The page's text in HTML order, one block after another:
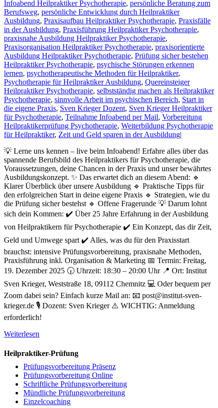
Infoabend Heilpraktiker Psychotherapie, persönliche Beratung zum
Berufsweg, persönliche Entwicklung durch Heilpraktiker
Ausbildung, Praxisaufbau Heilpraktiker Psychotherapie, Praxisfälle
in der Ausbildung, Praxisführung Heilpraktiker Psychotherapie,
praxisnahe Ausbildung Heilpraktiker Psychotherapie,
Praxisorganisation Heilpraktiker Psychotherapie, praxisorientierte
Ausbildung Heilpraktiker Psychotherapie, Prüfung sicher bestehen
Heilpraktiker Psychotherapie, psychische Störungen erkennen
lernen, psychotherapeutische Methoden für Heilpraktiker,
Psychotherapie für Heilpraktiker Ausbildung, Quereinsteiger
Heilpraktiker Psychotherapie, selbstständig machen als Heilpraktiker
Psychotherapie, sinnvolle Arbeit im psychischen Bereich, Start in
die eigene Praxis, Sven Krieger Dozent, Sven Krieger Heilpraktiker
für Psychotherapie, Teilnahme Infoabend per Mail, Vorbereitung
Heilpraktikerprüfung Psychotherapie, Weiterbildung Psychotherapie
für Heilpraktiker, Zeit und Geld sparen in der Ausbildung|
💡 Lerne uns kennen – live beim Infoabend! Erfahre alles über das
spannende Berufsbild des Heilpraktikers für Psychotherapie, die
Voraussetzungen, deine Chancen in der Praxis und unser bewährtes
Ausbildungskonzept. ✨ Das erwartet dich an diesem Abend: 🔹
Klarer Überblick über unsere Ausbildung 🔹 Praktische Tipps für
den erfolgreichen Start in deine eigene Praxis 🔹 Strategien, wie du
die Prüfung sicher bestehst 🔹 Offene Fragerunde 💡 Darum lohnt
sich dein Kommen: ✔️ Über 25 Jahre Erfahrung in der Ausbildung
von Heilpraktikern für Psychotherapie ✔️ Ein Konzept, das dir Zeit,
Geld und Umwege spart ✔️ Alles, was du für den Praxisstart
brauchst: intensive Prüfungsvorbereitung, praxisnahe Methoden,
Praxisführung inkl. Organisation & Marketing 📅 Termin: Freitag,
19. Dezember 2025 🕡 Uhrzeit: 18:30 – 20:00 Uhr 📍 Ort: Institut
Sven Krieger, Weststraße 18, 09112 Chemnitz 💻 Oder bequem per
Zoom dabei sein? Einfach kurze Mail an: 📧 post@institut-sven-
krieger.de 🎙️ Dozent: Sven Krieger ⚠️ WICHTIG: Anmeldung
erforderlich!
Weiterlesen
Heilpraktiker-Prüfung
Prüfungsvorbereitung Präsenz
Prüfungsvorbereitung Online
Schriftliche Prüfungsvorbereitung
Mündliche Prüfungsvorbereitung
Einzelcoaching